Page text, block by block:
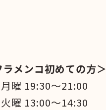
ラメンコ初めての方＞
月曜 19:30～21:00
火曜 13:00～14:30